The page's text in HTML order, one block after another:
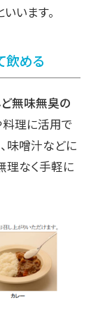
いいます。
飲める
無味無臭の
理に活用で
味噌汁などに
理なく手軽に